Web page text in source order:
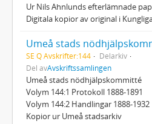
Ur Nils Ahnlunds efterlämnade
Digitala kopior av original i
Umeå stads
SE Q Avskrifter:144
Delarkiv
Del avAvskriftssamlingen
Umeå stads nödhjälpskommitté
Volym 144:1 Protokoll 1888-1891
Volym 144:2 Handlingar 1888-1932
Kopior ur Umeå stadsarkiv